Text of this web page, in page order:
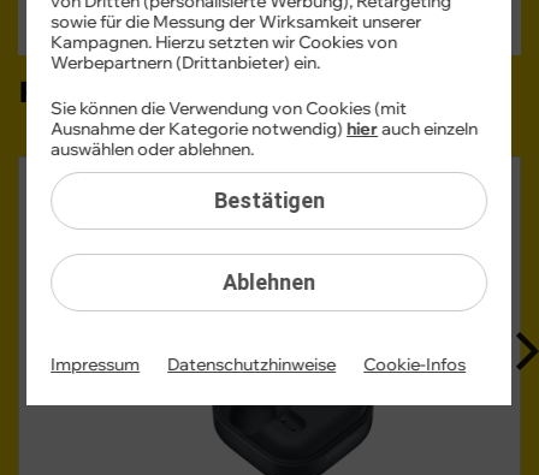
Auf Wunsch Handyversicherung ab 3,99 €
Passendes Zubehör:
Samsung Galaxy Buds4
für nur 5,00 €/Monat auf Wunsch dazu (UVP 179 €)
sowie für die Messung der Wirksamkeit unserer
Kampagnen. Hierzu setzten wir Cookies von
Werbepartnern (Drittanbieter) ein.
Ablehnen
Sie können die Verwendung von Cookies (mit
Ausnahme der Kategorie notwendig)hierauch einzeln
auswählen oder ablehnen.
Bestätigen
Impressum Datenschutzhinweise Cookie-Infos